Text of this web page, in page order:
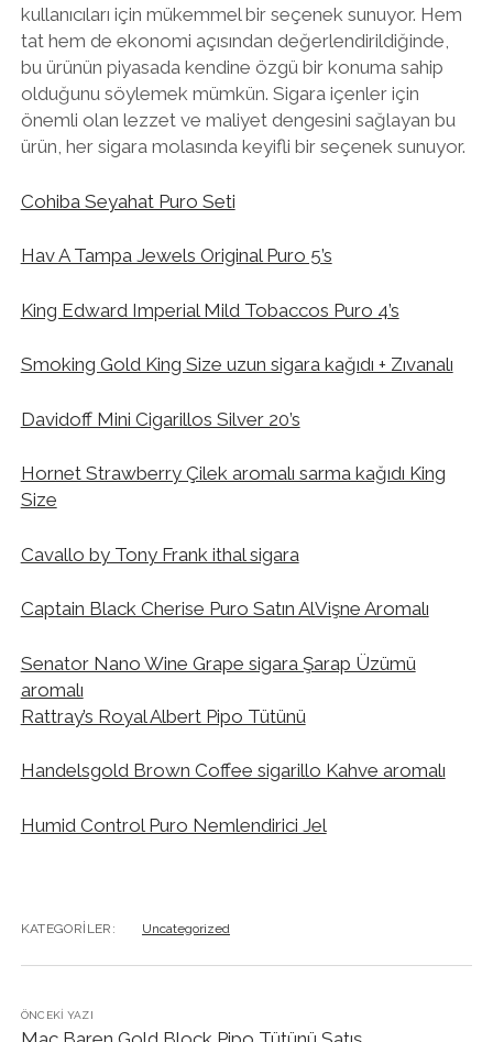
kullanıcıları için mükemmel bir seçenek sunuyor. Hem
tat hem de ekonomi açısından değerlendirildiğinde,
bu ürünün piyasada kendine özgü bir konuma sahip
olduğunu söylemek mümkün. Sigara içenler için
önemli olan lezzet ve maliyet dengesini sağlayan bu
ürün, her sigara molasında keyifli bir seçenek sunuyor.
Cohiba Seyahat Puro Seti
Hav A Tampa Jewels Original Puro 5’s
King Edward Imperial Mild Tobaccos Puro 4’s
Smoking Gold King Size uzun sigara kağıdı + Zıvanalı
Davidoff Mini Cigarillos Silver 20’s
Hornet Strawberry Çilek aromalı sarma kağıdı King
Size
Cavallo by Tony Frank ithal sigara
Captain Black Cherise Puro Satın AlVişne Aromalı
Senator Nano Wine Grape sigara Şarap Üzümü
aromalı
Rattray’s Royal Albert Pipo Tütünü
Handelsgold Brown Coffee sigarillo Kahve aromalı
Humid Control Puro Nemlendirici Jel
KATEGORILER: Uncategorized
ÖNCEKI YAZI